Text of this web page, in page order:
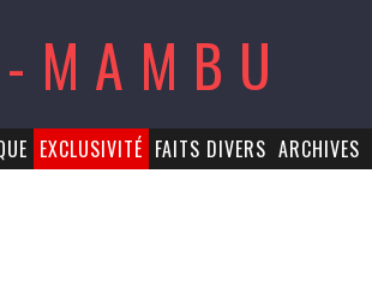
MAMBU
EXCLUSIVITÉ FAITS DIVERS ARCHIVES